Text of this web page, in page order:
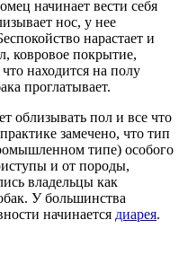
начинает вести себя
нос, у нее
нарастает и
ковровое покрытие,
находится на полу
проглатывает.
облизывать пол и все что
замечено, что тип
типе) особого
и от породы,
владельцы как
У большинства
начинается диарея.